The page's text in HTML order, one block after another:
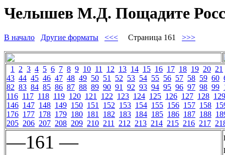
Челышев М.Д. Пощадите
В начало Другие форматы <<< Страница 161 >>>
1 2 3 4 5 6 7 8 9 10 11 12 13 14 15 16 17 18 19 20 21
43 44 45 46 47 48 49 50 51 52 53 54 55 56 57 58 59 60
82 83 84 85 86 87 88 89 90 91 92 93 94 95 96 97 98 99
116 117 118 119 120 121 122 123 124 125 126 127 128 129
146 147 148 149 150 151 152 153 154 155 156 157 158
176 177 178 179 180 181 182 183 184 185 186 187 188
205 206 207 208 209 210 211 212 213 214 215 216 217
—161 —